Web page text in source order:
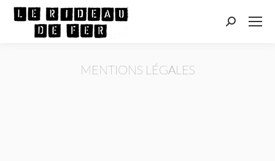
Recherche
MENTIONS LÉGALES